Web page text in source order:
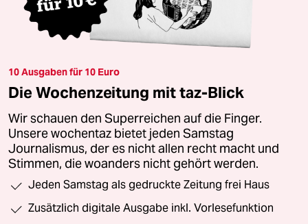
10 Ausgaben für 10 Euro
Die Wochenzeitung mit taz-Blick
Wir schauen den Superreichen auf die Finger.
Unsere wochentaz bietet jeden Samstag
Journalismus, der es nicht allen recht macht und
Stimmen, die woanders nicht gehört werden.
Jeden Samstag als gedruckte Zeitung frei Haus
Zusätzlich digitale Ausgabe inkl. Vorlesefunktion